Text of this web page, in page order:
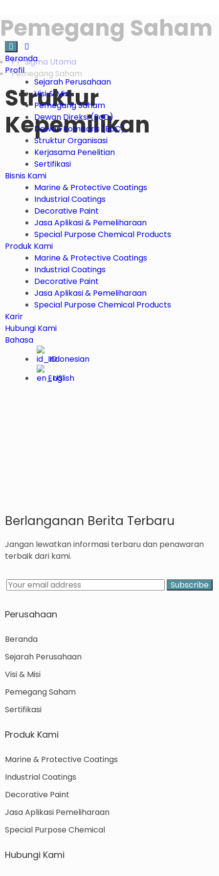
Beranda
Profil
Sejarah Perusahaan
Visi & Misi
Pemegang Saham
Dewan Direksi (BoD)
Dewan Komisaris (BoC)
Struktur Organisasi
Kerjasama Penelitian
Sertifikasi
Bisnis Kami
Marine & Protective Coatings
Industrial Coatings
Decorative Paint
Jasa Aplikasi & Pemeliharaan
Special Purpose Chemical Products
Produk Kami
Marine & Protective Coatings
Industrial Coatings
Decorative Paint
Jasa Aplikasi & Pemeliharaan
Special Purpose Chemical Products
Karir
Hubungi Kami
Bahasa
Indonesian
English
Pemegang Saham
PT. Sigma Utama
Pemegang Saham
Struktur
Kepemilikan
Berlanganan Berita Terbaru
Jangan lewatkan informasi terbaru dan penawaran
terbaik dari kami.
Perusahaan
Beranda
Sejarah Perusahaan
Visi & Misi
Pemegang Saham
Sertifikasi
Produk Kami
Marine & Protective Coatings
Industrial Coatings
Decorative Paint
Jasa Aplikasi Pemeliharaan
Special Purpose Chemical
Hubungi Kami